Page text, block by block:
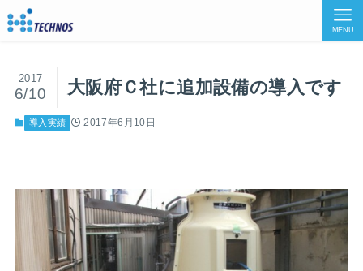
MENU
大阪府Ｃ社に追加設備の導入です
2017
6/10
導入実績 2017年6月10日